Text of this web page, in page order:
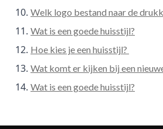
Welk logo bestand naar de
Wat is een goede huisstijl?
Hoe kies je een huisstijl?
Wat komt er kijken bij een
Wat is een goede huisstijl?